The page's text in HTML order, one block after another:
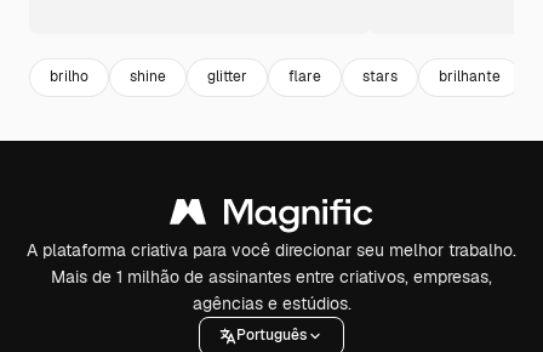
brilho shine glitter flare stars brilhante
A plataforma criativa para você direcionar seu melhor trabalho.
Mais de 1 milhão de assinantes entre criativos, empresas,
agências e estúdios.
Português